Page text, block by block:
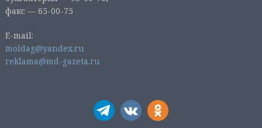
факс — 65-00-75
E-mail:
moldag@yandex.ru
reklama@md-gazeta.ru